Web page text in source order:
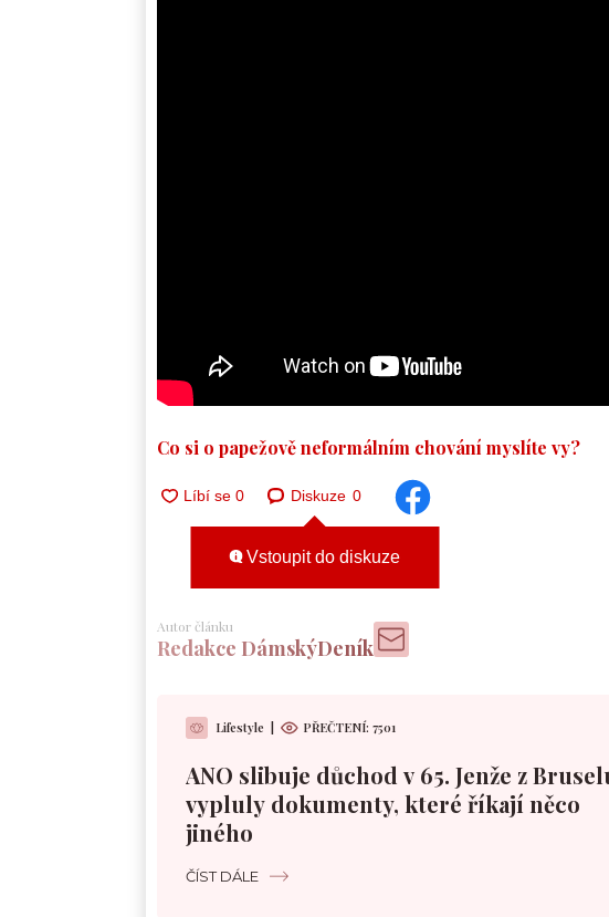
Co si o papežově neformálním chování myslíte vy?
Diskuze 0
Vstoupit do diskuze
Autor článku
Redakce DámskýDeník
Lifestyle PŘEČTENÍ: 7501
ANO slibuje důchod v 65. Jenže z
vypluly dokumenty, které říkají něco
jiného
ČÍST DÁLE